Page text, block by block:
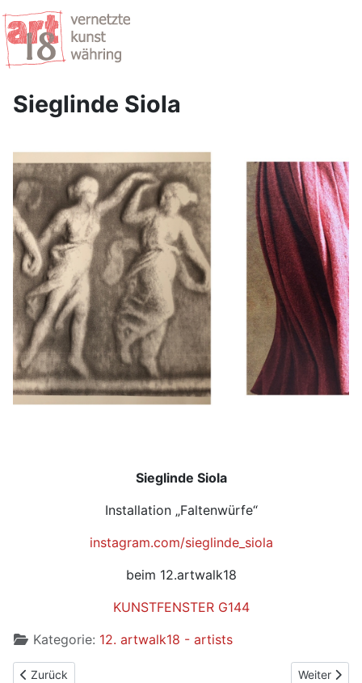
Sieglinde Siola
Sieglinde Siola
Installation „Faltenwürfe“
instagram.com/sieglinde_siola
beim 12.artwalk18
KUNSTFENSTER G144
Kategorie: 12. artwalk18 - artists
Vorheriger Beitrag: Seline
Zurück Nächster
Weiter